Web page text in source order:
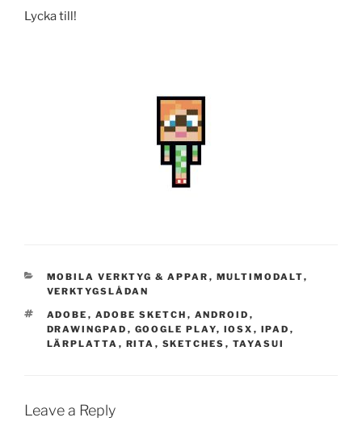
Lycka till!
CATEGORIES
MOBILA VERKTYG & APPAR , MULTIMODALT,
VERKTYGSLÅDAN
TAGS
ADOBE , ADOBE SKETCH , ANDROID ,
DRAWINGPAD , GOOGLE PLAY, IOSX , IPAD ,
LÄRPLATTA , RITA , SKETCHES , TAYASUI
Leave a Reply